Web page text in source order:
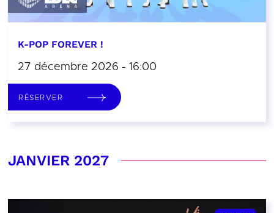
K-POP FOREVER !
27 décembre 2026 - 16:00
RÉSERVER
JANVIER 2027